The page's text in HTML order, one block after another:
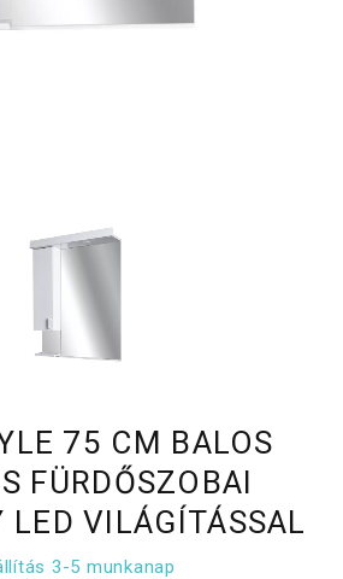
75 CM BALOS
FÜRDŐSZOBAI
LED VILÁGÍTÁSSAL
3-5 munkanap